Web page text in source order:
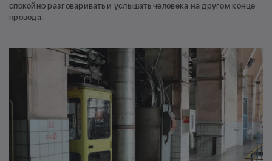
спокойно разговаривать и услышать человека на другом конце
провода.